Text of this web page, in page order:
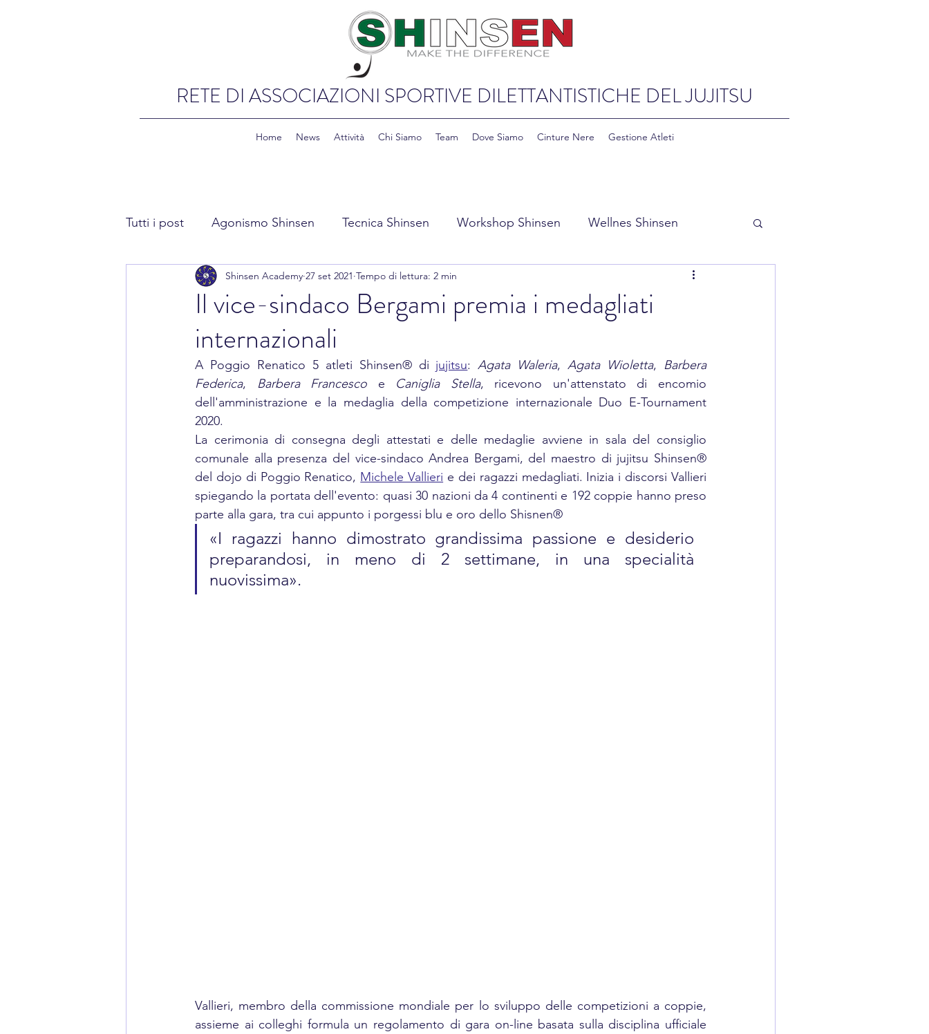
RETE DI ASSOCIAZIONI SPORTIVE DILETTANTISTICHE DEL JUJITSU
Home News Attività Chi Siamo Team Dove Siamo Cinture Nere Gestione Atleti
Tutti i post Agonismo Shinsen Tecnica Shinsen Workshop Shinsen Wellnes Shinsen
Fitness Shinsen Academy Shinsen Education & Cultura Shinsen
Il vice-sindaco Bergami premia i medagliati
internazionali
Shinsen Academy 27 set 2021 Tempo di lettura: 2 min
A Poggio Renatico 5 atleti Shinsen® di jujitsu: Agata Waleria, Agata Wioletta, Barbera
Federica, Barbera Francesco e Caniglia Stella, ricevono un'attenstato di encomio
dell'amministrazione e la medaglia della competizione internazionale Duo E-Tournament
2020.
La cerimonia di consegna degli attestati e delle medaglie avviene in sala del consiglio
comunale alla presenza del vice-sindaco Andrea Bergami, del maestro di jujitsu Shinsen®
del dojo di Poggio Renatico, Michele Vallieri e dei ragazzi medagliati. Inizia i discorsi Vallieri
spiegando la portata dell'evento: quasi 30 nazioni da 4 continenti e 192 coppie hanno preso
parte alla gara, tra cui appunto i porgessi blu e oro dello Shisnen®
«I ragazzi hanno dimostrato grandissima passione e desiderio
preparandosi, in meno di 2 settimane, in una specialità
nuovissima».
Vallieri, membro della commissione mondiale per lo sviluppo delle competizioni a coppie,
assieme ai colleghi formula un regolamento di gara on-line basata sulla disciplina ufficiale